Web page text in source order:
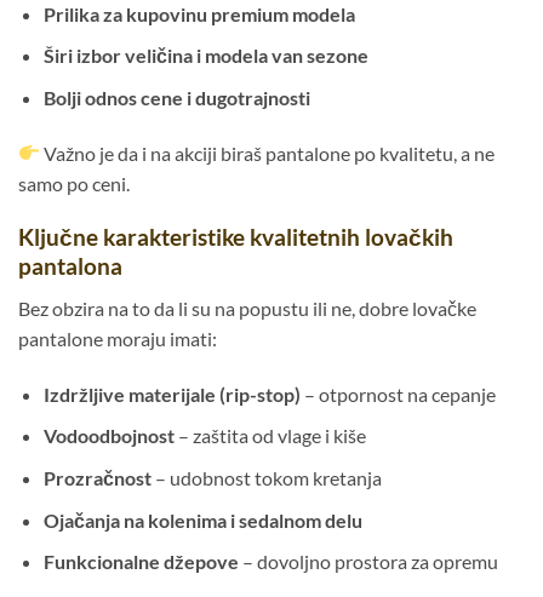
Prilika za kupovinu premium modela
Širi izbor veličina i modela van sezone
Bolji odnos cene i dugotrajnosti
Važno je da i na akciji biraš pantalone po kvalitetu, a ne
samo po ceni.
Ključne karakteristike kvalitetnih lovačkih
pantalona
Bez obzira na to da li su na popustu ili ne, dobre lovačke
pantalone moraju imati:
Izdržljive materijale (rip-stop) – otpornost na cepanje
Vodoodbojnost– zaštita od vlage i kiše
Prozračnost– udobnost tokom kretanja
Ojačanja na kolenima i sedalnom delu
Funkcionalne džepove – dovoljno prostora za opremu